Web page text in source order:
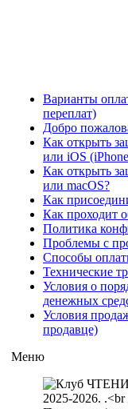
Варианты
переплат)
Добро
Как открыть
или iOS
Как открыть
или macOS?
Как
Как проходит
Политика
Проблемы с
Способы
Технические
Условия о
денежных
Условия
продавце)
Меню